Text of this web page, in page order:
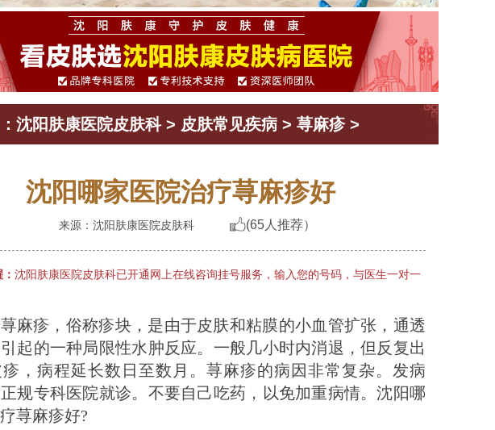
沈阳肤康医院皮肤科> 皮肤常见疾病 > 荨麻疹 >
沈阳哪家医院治疗荨麻疹好
来源：沈阳肤康医院皮肤科 (65人推荐）
沈阳肤康医院皮肤科已开通网上在线咨询挂号服务，输入您的号码，与医生一对一
，俗称疹块，是由于皮肤和粘膜的小血管扩张，通透
起的一种局限性水肿反应。一般几小时内消退，但反复出
，病程延长数日至数月。荨麻疹的病因非常复杂。发病
规专科医院就诊。不要自己吃药，以免加重病情。沈阳哪
荨麻疹好?